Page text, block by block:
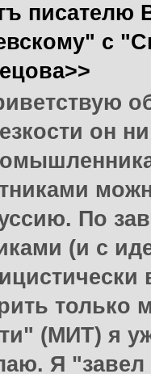
писателю
с
он
По
(и с
только
(МИТ) я
Я